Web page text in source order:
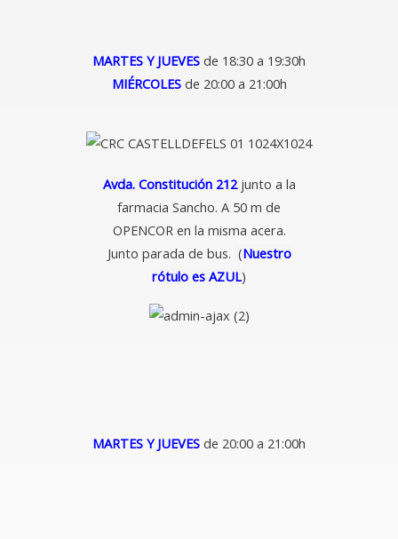
MARTES Y JUEVES de 18:30 a 19:30h
MIÉRCOLESde 20:00 a 21:00h
Avda. Constitución 212junto a la
farmacia Sancho. A 50 m de
OPENCOR en la misma acera.
Junto parada de bus. (Nuestro
rótulo es AZUL)
MARTES Y JUEVES de 20:00 a 21:00h